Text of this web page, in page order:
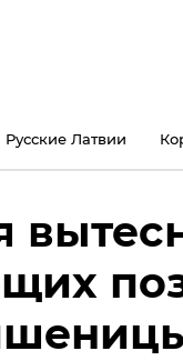
Русские Латвии